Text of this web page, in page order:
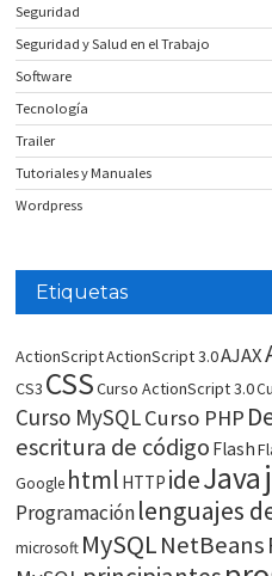
Seguridad
Seguridad y Salud en el Trabajo
Software
Tecnología
Trailer
Tutoriales y Manuales
Wordpress
Etiquetas
ActionScriptActionScript 3.0AJAX
CS3 CSSCurso ActionScript 3.0
Curso MySQLCurso PHP
escritura de código Flash
Google html HTTP ideJava
Programaciónlenguajes
microsoft MySQLNetBeans